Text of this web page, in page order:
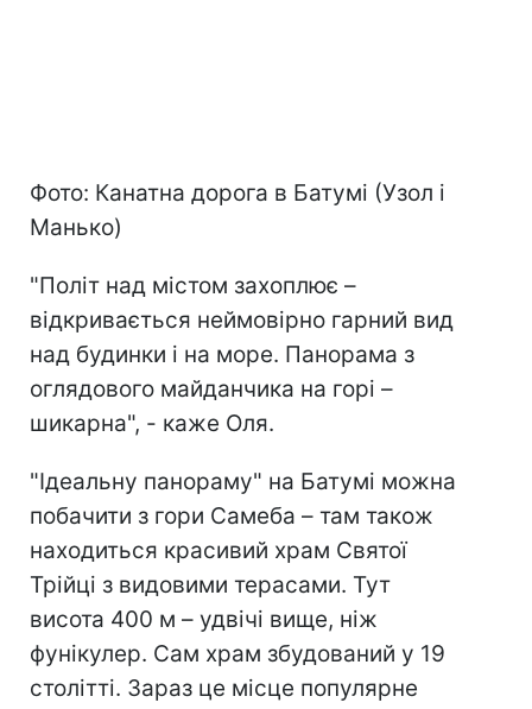
Фото: Канатна дорога в Батумі (Узол і
Манько)
"Політ над містом захоплює –
відкривається неймовірно гарний вид
над будинки і на море. Панорама з
оглядового майданчика на горі –
шикарна", - каже Оля.
"Ідеальну панораму" на Батумі можна
побачити з гори Самеба – там також
находиться красивий храм Святої
Трійці з видовими терасами. Тут
висота 400 м – удвічі вище, ніж
фунікулер. Сам храм збудований у 19
столітті. Зараз це місце популярне